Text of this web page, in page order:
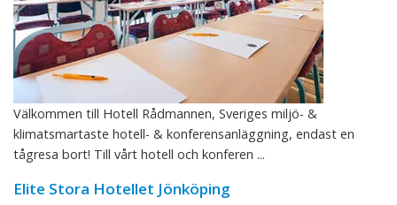
Välkommen till Hotell Rådmannen, Sveriges miljö- &
klimatsmartaste hotell- & konferensanläggning, endast en
tågresa bort! Till vårt hotell och konferen ...
Elite Stora Hotellet Jönköping